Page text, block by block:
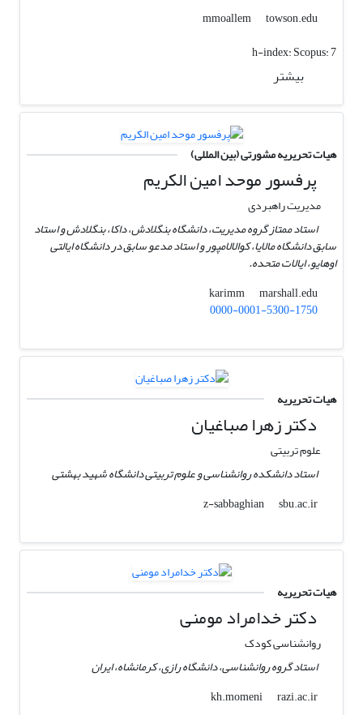
mmoallem
towson.edu
h-index:Scopus: 7
بیشتر
هیات تحریریه مشورتی (بین المللی)
پرفسور موحد امین الکریم
مدیریت راهبردی
استاد ممتاز گروه مدیریت، دانشگاه بنگلادش، داکا، بنگلادش و استاد
سابق دانشگاه مالایا، کوالالامپور و استاد مدعو سابق در دانشگاه ایالتی
اوهایو، ایالات متحده.
karimm
marshall.edu
0000-0001-5300-1750
هیات تحریریه
دکتر زهرا صباغیان
علوم تربیتی
استاد دانشکده روانشناسی و علوم تربیتی دانشگاه شهید بهشتی
z-sabbaghian
sbu.ac.ir
هیات تحریریه
دکتر خدامراد مومنی
روانشناسی کودک
استاد گروه روانشناسی، دانشگاه رازی، کرمانشاه، ایران
kh.momeni
razi.ac.ir